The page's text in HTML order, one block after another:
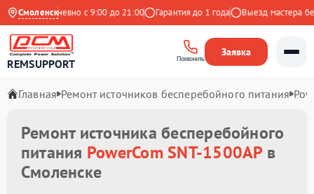
Смоленск
Ежедневно с 9:00 до 21:00 Гарантия до 1 года Выезд мастера
REMSUPPORT Позвонить
Заявка
Главная Ремонт источников бесперебойного питания
Ремонт источника бесперебойного
питания PowerCom SNT-1500AP в
Смоленске